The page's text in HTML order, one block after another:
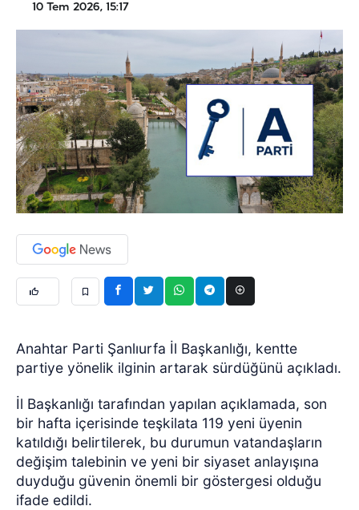
10 Tem 2026, 15:17
Anahtar Parti Şanlıurfa İl Başkanlığı, kentte
partiye yönelik ilginin artarak sürdüğünü açıkladı.
İl Başkanlığı tarafından yapılan açıklamada, son
bir hafta içerisinde teşkilata 119 yeni üyenin
katıldığı belirtilerek, bu durumun vatandaşların
değişim talebinin ve yeni bir siyaset anlayışına
duyduğu güvenin önemli bir göstergesi olduğu
ifade edildi.